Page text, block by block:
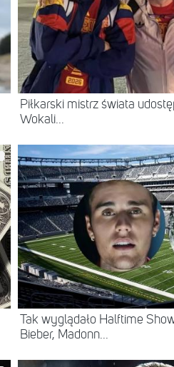
Piłkarski mistrz świata
Wokali...
Tak wyglądało Halftime
Bieber, Madonn...